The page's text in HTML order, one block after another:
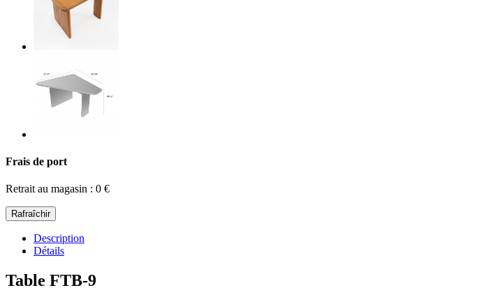
Frais de port
Retrait au magasin : 0 €
Description
Détails
Table FTB-9